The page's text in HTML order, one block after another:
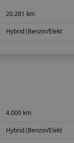
20.281 km
Hybrid (Benzin/Elekt
4.000 km
Hybrid (Benzin/Elekt